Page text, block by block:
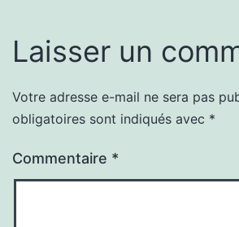
Laisser un
Votre adresse e-mail ne sera pas
obligatoires sont indiqués avec *
Commentaire *